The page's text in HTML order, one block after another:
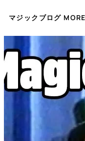
マジックブログ